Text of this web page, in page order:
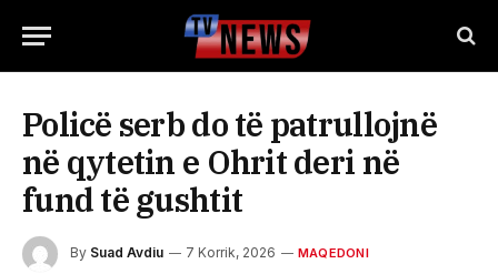
Policë serb do të patrullojnë
në qytetin e Ohrit deri në
fund të gushtit
By Suad Avdiu 7 Korrik, 2026 MAQEDONI